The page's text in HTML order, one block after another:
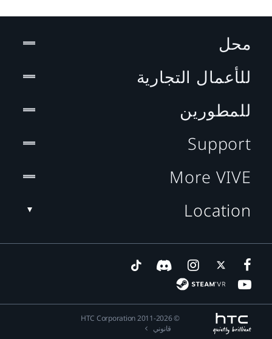
محل
للأعمال التجارية
للمطورين
Support
More VIVE
Location
© 2011-2026 HTC Corporation
قانوني